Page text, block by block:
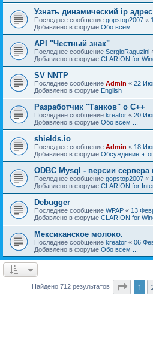
Узнать динамический ip
Последнее сообщение gopstop2007 «
Добавлено в форуме Обо всем ...
API "Честный знак"
Последнее сообщение SergioRaguzini
Добавлено в форуме CLARION for
SV NNTP
Последнее сообщение Admin « 22
Добавлено в форуме English
Разработчик "Танков" о C++
Последнее сообщение kreator « 20
Добавлено в форуме Обо всем ...
shields.io
Последнее сообщение Admin « 18
Добавлено в форуме Обсуждение
ODBC Mysql - версии сервера
Последнее сообщение gopstop2007 «
Добавлено в форуме CLARION for
Debugger
Последнее сообщение WPAP « 13
Добавлено в форуме CLARION for
Мексиканское молоко.
Последнее сообщение kreator « 06
Добавлено в форуме Обо всем ...
Найдено 712 результатов 1